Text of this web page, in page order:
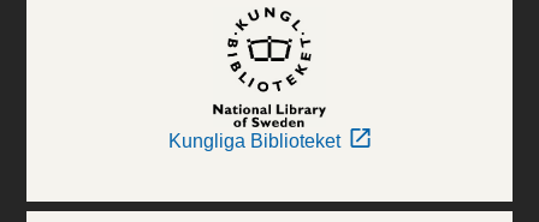
Kungliga Biblioteket